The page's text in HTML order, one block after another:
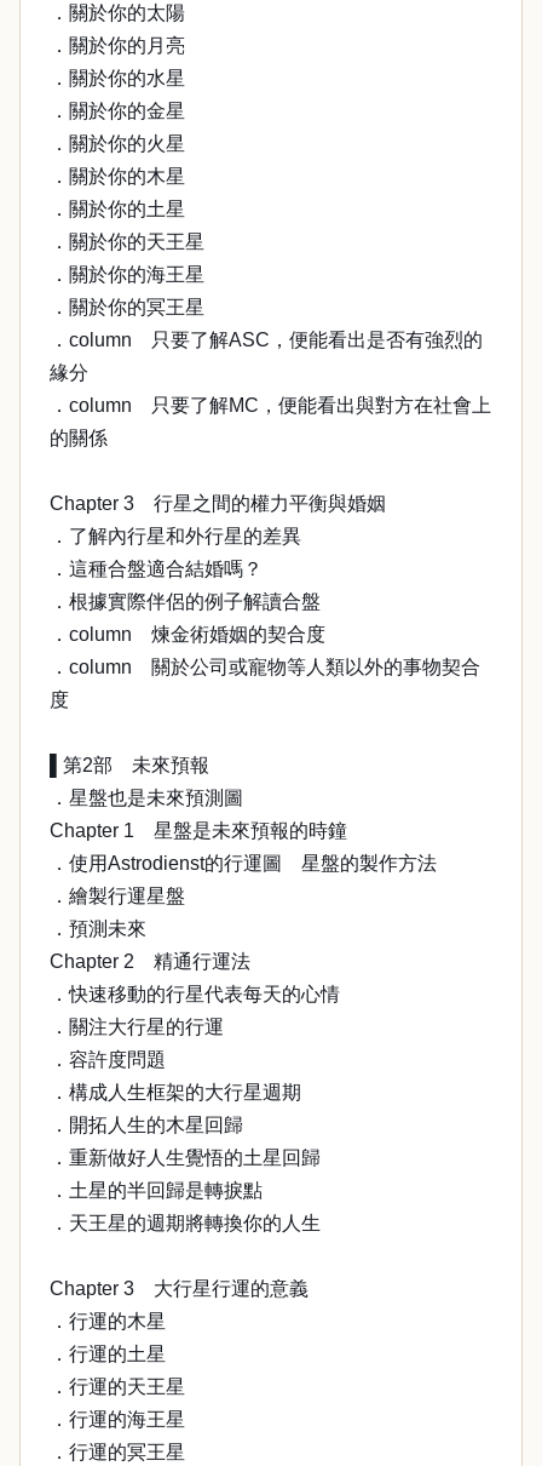
．關於你的太陽
．關於你的月亮
．關於你的水星
．關於你的金星
．關於你的火星
．關於你的木星
．關於你的土星
．關於你的天王星
．關於你的海王星
．關於你的冥王星
．column 只要了解ASC，便能看出是否有強烈的
緣分
．column 只要了解MC，便能看出與對方在社會上
的關係
Chapter 3 行星之間的權力平衡與婚姻
．了解內行星和外行星的差異
．這種合盤適合結婚嗎？
．根據實際伴侶的例子解讀合盤
．column 煉金術婚姻的契合度
．column 關於公司或寵物等人類以外的事物契合
度
▌第2部 未來預報
．星盤也是未來預測圖
Chapter 1 星盤是未來預報的時鐘
．使用Astrodienst的行運圖 星盤的製作方法
．繪製行運星盤
．預測未來
Chapter 2 精通行運法
．快速移動的行星代表每天的心情
．關注大行星的行運
．容許度問題
．構成人生框架的大行星週期
．開拓人生的木星回歸
．重新做好人生覺悟的土星回歸
．土星的半回歸是轉捩點
．天王星的週期將轉換你的人生
Chapter 3 大行星行運的意義
．行運的木星
．行運的土星
．行運的天王星
．行運的海王星
．行運的冥王星